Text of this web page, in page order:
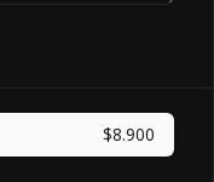
$8.900